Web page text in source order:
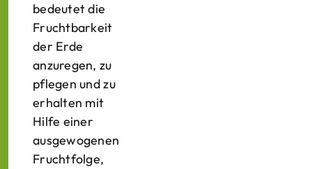
bedeutet die
Fruchtbarkeit
der Erde
anzuregen, zu
pflegen und zu
erhalten mit
Hilfe einer
ausgewogenen
Fruchtfolge,